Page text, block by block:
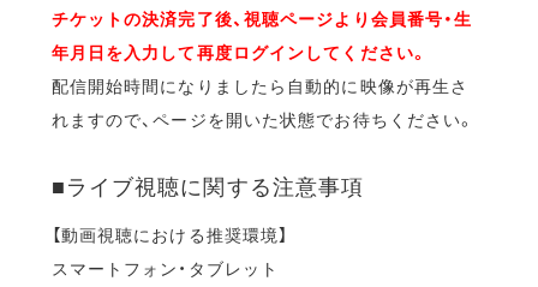
チケットの決済完了後、視聴ページより会員番号・生
年月日を入力して再度ログインしてください。
配信開始時間になりましたら自動的に映像が再生さ
れますので、ページを開いた状態でお待ちください。
■ライブ視聴に関する注意事項
【動画視聴における推奨環境】
スマートフォン・タブレット